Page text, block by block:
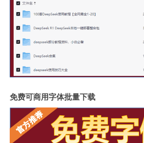
免费可商用字体批量下载